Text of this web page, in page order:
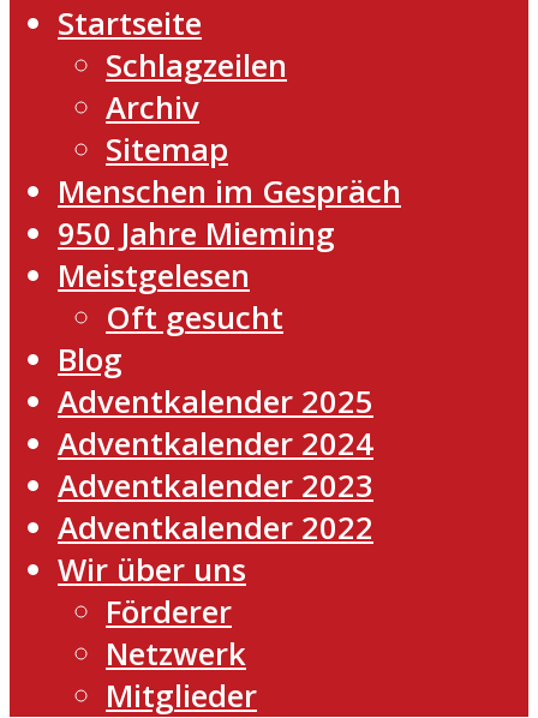
Startseite
Schlagzeilen
Archiv
Sitemap
Menschen im Gespräch
950 Jahre Mieming
Meistgelesen
Oft gesucht
Blog
Adventkalender 2025
Adventkalender 2024
Adventkalender 2023
Adventkalender 2022
Wir über uns
Förderer
Netzwerk
Mitglieder